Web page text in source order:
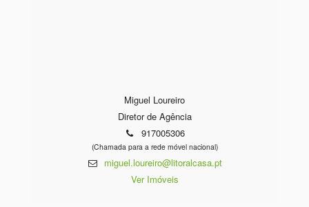
Miguel Loureiro
Diretor de Agência
917005306
(Chamada para a rede móvel nacional)
miguel.loureiro@litoralcasa.pt
Ver Imóveis